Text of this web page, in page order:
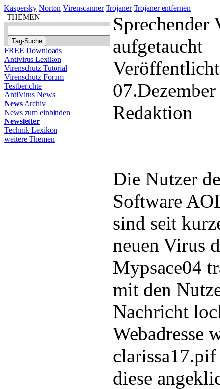
Kaspersky Norton Virenscanner Trojaner Trojaner entfernen
THEMEN
FREE Downloads
Antivirus Lexikon
Virenschutz Tutorial
Virenschutz Forum
Testberichte
AntiVirus News
News Archiv
News zum einbinden
Newsletter
Technik Lexikon
weitere Themen
Sprechender
aufgetaucht
Redaktion
Die Nutzer
Software
sind seit
neuen Virus
Mypsace04
mit den
Nachricht
Webadresse
diese